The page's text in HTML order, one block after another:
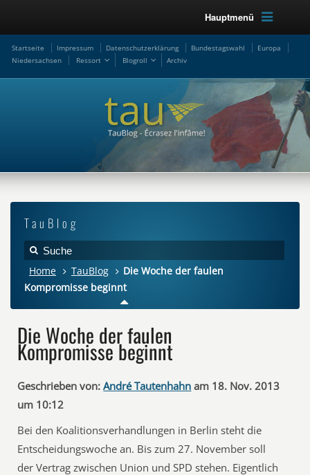
Hauptmenü
Startseite Impressum Datenschutzerklärung Bundestagswahl
Europa
Niedersachsen
Ressort Blogroll Archiv
TauBlog
Home TauBlog
Die Woche der faulen
Kompromisse beginnt
Die Woche der faulen
Kompromisse beginnt
Geschrieben von: André Tautenhahn am 18. Nov. 2013
um 10:12
Bei den Koalitionsverhandlungen in Berlin steht die
Entscheidungswoche an. Bis zum 27. November soll
der Vertrag zwischen Union und SPD stehen. Eigentlich